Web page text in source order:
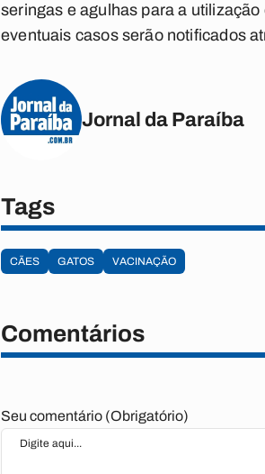
seringas e agulhas para a
eventuais casos serão notificados
Jornal da Paraíba
Tags
CÃES GATOS VACINAÇÃO
Comentários
Seu comentário (Obrigatório)